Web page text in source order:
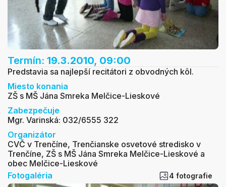
Termín: 19.3.2010, 09:00
Predstavia sa najlepší recitátori z obvodných kôl.
Miesto konania
ZŠ s MŠ Jána Smreka Melčice-Lieskové
Zabezpečuje
Mgr. Varinská: 032/6555 322
Organizátor
CVČ v Trenčíne, Trenčianske osvetové stredisko v
Trenčíne, ZŠ s MŠ Jána Smreka Melčice-Lieskové a
obec Melčice-Lieskové
Fotogaléria
4 fotografie